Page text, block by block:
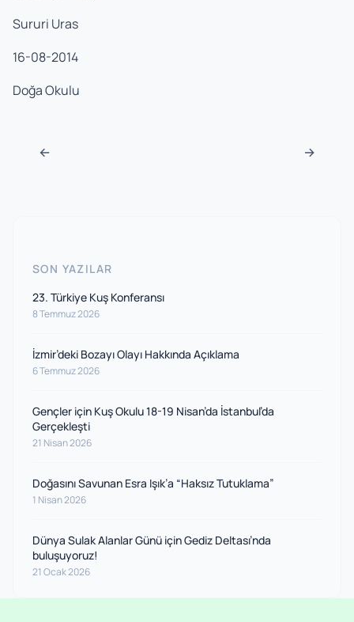
Sururi Uras
16-08-2014
Doğa Okulu
Navigasyon sonrası
← →
SON YAZILAR
23. Türkiye Kuş Konferansı
8 Temmuz 2026
İzmir’deki Bozayı Olayı Hakkında Açıklama
6 Temmuz 2026
Gençler için Kuş Okulu 18-19 Nisan’da İstanbul’da
Gerçekleşti
21 Nisan 2026
Doğasını Savunan Esra Işık’a “Haksız Tutuklama”
1 Nisan 2026
Dünya Sulak Alanlar Günü için Gediz Deltası’nda
buluşuyoruz!
21 Ocak 2026